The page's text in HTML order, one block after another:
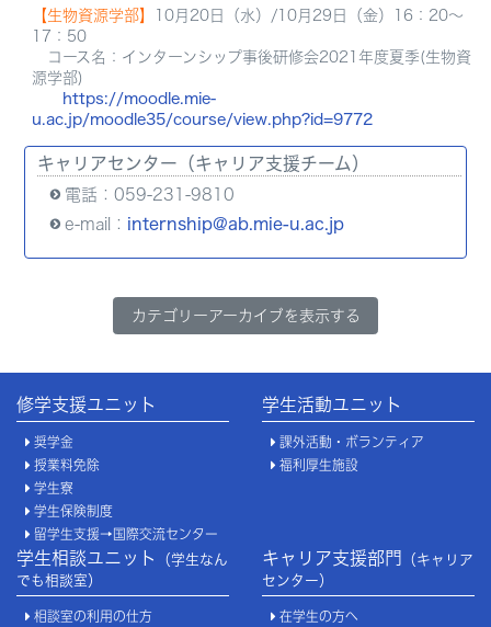
【生物資源学部】
10月20日（水）/10月29日（金）16：20～
17：50
コース名：インターンシップ事後研修会2021年度夏季(生物資
源学部)
https://moodle.mie-
u.ac.jp/moodle35/course/view.php?id=9772
キャリアセンター（キャリア支援チーム）
電話：059-231-9810
e-mail： internship@ab.mie-u.ac.jp
カテゴリーアーカイブを表示する
修学支援ユニット
奨学金
授業料免除
学生寮
学生保険制度
留学生支援→国際交流センター
学生活動ユニット
課外活動・ボランティア
福利厚生施設
学生相談ユニット
（学生なん
でも相談室）
相談室の利用の仕方
キャリア支援部門
（キャリア
センター）
在学生の方へ